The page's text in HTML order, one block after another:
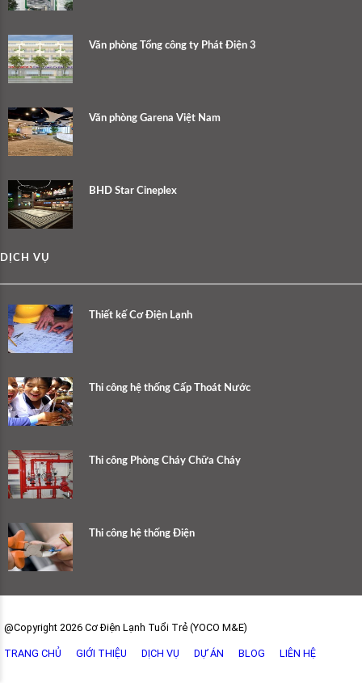
Văn phòng Tổng công ty Phát Điện 3
Văn phòng Garena Việt Nam
BHD Star Cineplex
DỊCH VỤ
Thiết kế Cơ Điện Lạnh
Thi công hệ thống Cấp Thoát Nước
Thi công Phòng Cháy Chữa Cháy
Thi công hệ thống Điện
@Copyright 2026 Cơ Điện Lạnh Tuổi Trẻ (YOCO M&E)
TRANG CHỦ GIỚI THIỆU DỊCH VỤ DỰ ÁN BLOG LIÊN HỆ